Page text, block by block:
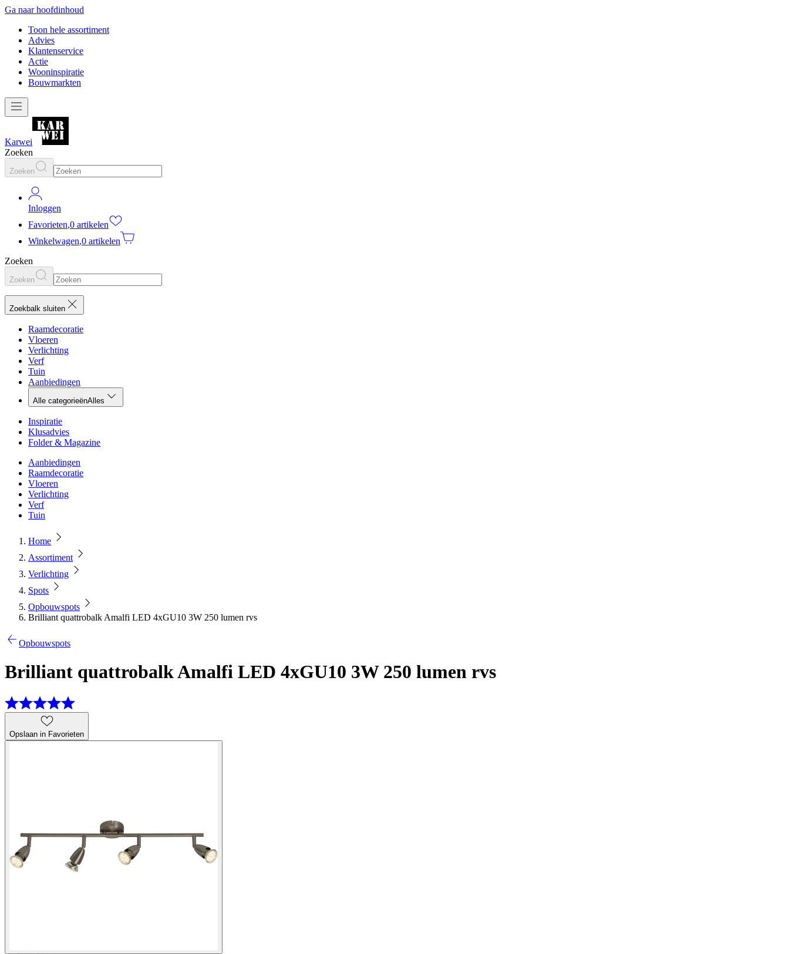
Ga naar hoofdinhoud
Toon hele assortiment
Advies
Klantenservice
Actie
Wooninspiratie
Bouwmarkten
Karwei
Zoeken
Zoeken
Inloggen
Favorieten,0 artikelen
Winkelwagen,0 artikelen
Zoeken
Zoeken
Zoekbalk sluiten
Raamdecoratie
Vloeren
Verlichting
Verf
Tuin
Aanbiedingen
Alle categorieënAlles
Inspiratie
Klusadvies
Folder & Magazine
Aanbiedingen
Raamdecoratie
Vloeren
Verlichting
Verf
Tuin
Home
Assortiment
Verlichting
Spots
Opbouwspots
Brilliant quattrobalk Amalfi LED 4xGU10 3W 250 lumen rvs
Opbouwspots
Brilliant quattrobalk Amalfi LED 4xGU10 3W 250 lumen rvs
Opslaan in Favorieten